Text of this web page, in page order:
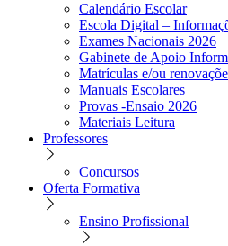
Calendário Escolar
Escola Digital –
Exames Nacionais 2026
Gabinete de Apoio
Matrículas e/ou
Manuais Escolares
Provas -Ensaio 2026
Materiais Leitura
Professores
Concursos
Oferta Formativa
Ensino Profissional